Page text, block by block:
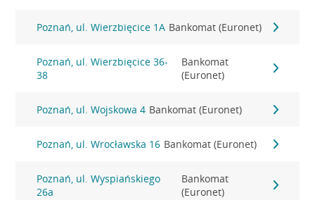
Poznań, ul. Wierzbięcice 1A Bankomat (Euronet)
Poznań, ul. Wierzbięcice 36-
38
Bankomat
(Euronet)
Poznań, ul. Wojskowa 4 Bankomat (Euronet)
Poznań, ul. Wrocławska 16 Bankomat (Euronet)
Poznań, ul. Wyspiańskiego
26a
Bankomat
(Euronet)